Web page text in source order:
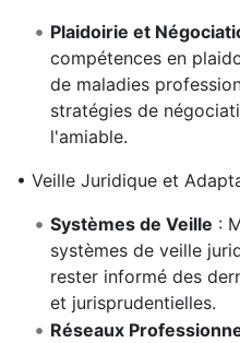
Plaidoirie et
compétences en
de maladies
stratégies de
l'amiable.
• Veille Juridique et
Systèmes de Veille :
systèmes de veille
rester informé des
et jurisprudentielles.
Réseaux